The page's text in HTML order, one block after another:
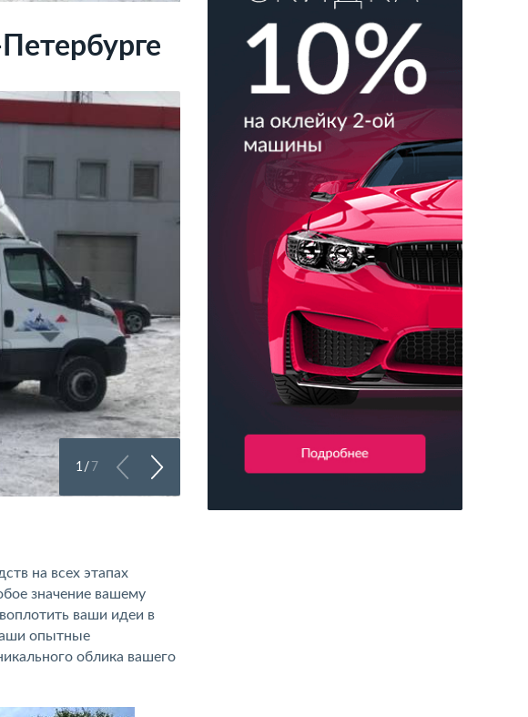
1/ 7
на всех этапах
значение вашему
ваши идеи в
опытные
облика вашего